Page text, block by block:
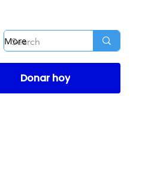
Donar hoy
More